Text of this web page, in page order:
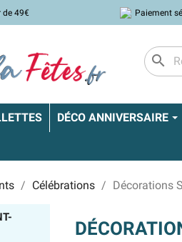
de 49€ Paiement
search
DÉCO ANNIVERSAIRE
Célébrations Décorations